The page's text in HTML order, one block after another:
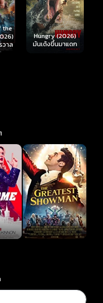
ดก
Ready or Not 2:
Here I Come
(2026) เกมพร้อม
ตาย 2